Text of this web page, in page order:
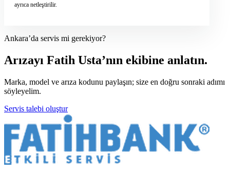
ayrıca netleştirilir.
Ankara’da servis mi gerekiyor?
Arızayı Fatih Usta’nın ekibine anlatın.
Marka, model ve arıza kodunu paylaşın; size en doğru sonraki adımı
söyleyelim.
Servis talebi oluştur